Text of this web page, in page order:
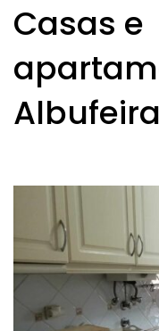
Casas e
Albufeira